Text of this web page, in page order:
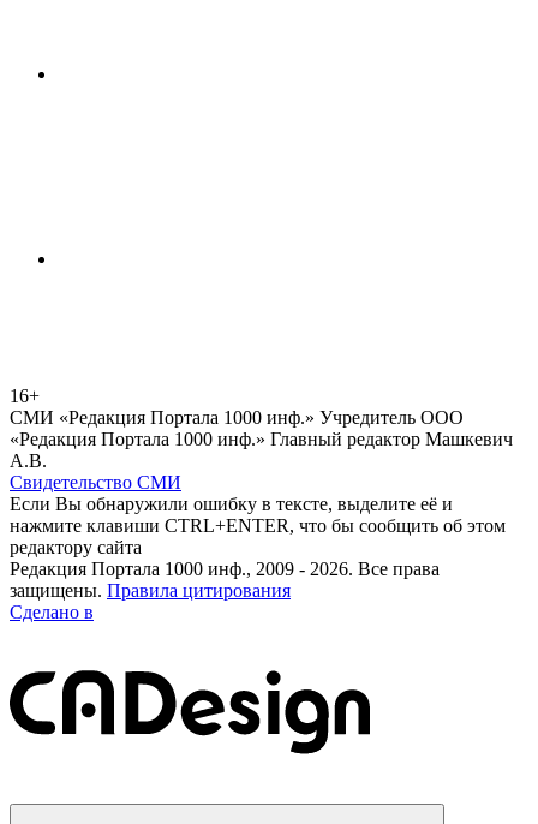
16+
СМИ «Редакция Портала 1000 инф.» Учредитель ООО
«Редакция Портала 1000 инф.» Главный редактор Машкевич
А.В.
Свидетельство СМИ
Если Вы обнаружили ошибку в тексте, выделите её и
нажмите клавиши CTRL+ENTER, что бы сообщить об этом
редактору сайта
Редакция Портала 1000 инф., 2009 - 2026. Все права
защищены. Правила цитирования
Сделано в